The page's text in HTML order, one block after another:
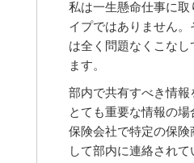
私は一生懸命仕事に
イプではありません
は全く問題なくこな
ます。
部内で共有すべき情報
とても重要な情報の
保険会社で特定の保
して部内に連絡され